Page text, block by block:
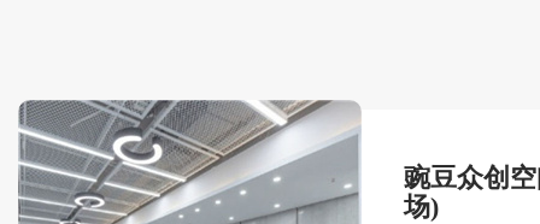
豌豆众创
场)